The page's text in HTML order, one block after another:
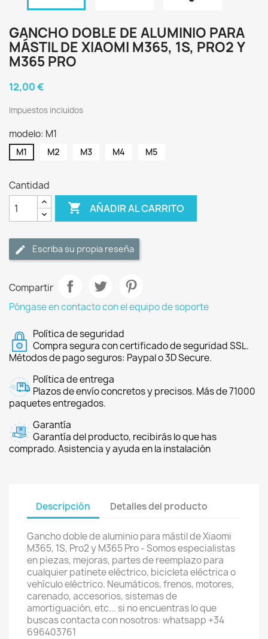
GANCHO DOBLE DE ALUMINIO PARA
MÁSTIL DE XIAOMI M365, 1S, PRO2 Y
M365 PRO
12,00 €
Impuestos incluidos
modelo: M1
M1 M2 M3 M4 M5
Cantidad
 AÑADIR AL CARRITO
Escriba su propia reseña
Compartir
Póngase en contacto con el equipo de soporte
Política de seguridad
Compra segura con certificado de seguridad SSL.
Métodos de pago seguros: Paypal o 3D Secure.
Política de entrega
Plazos de envío concretos y precisos. Más de 71000
paquetes entregados.
Garantía
Garantía del producto, recibirás lo que has
comprado. Asistencia y ayuda en la instalación
Descripción Detalles del producto
Gancho doble de aluminio para mástil de Xiaomi
M365, 1S, Pro2 y M365 Pro - Somos especialistas
en piezas, mejoras, partes de reemplazo para
cualquier patinete eléctrico, bicicleta eléctrica o
vehículo eléctrico. Neumáticos, frenos, motores,
carenado, accesorios, sistemas de
amortiguación, etc... si no encuentras lo que
buscas contacta con nosotros: whatsapp +34
696403761